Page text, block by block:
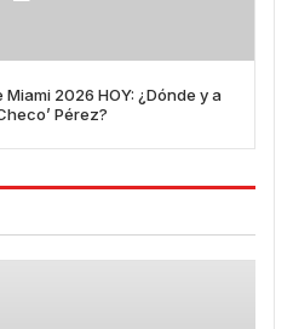
2026 HOY: ¿Dónde y a
Pérez?